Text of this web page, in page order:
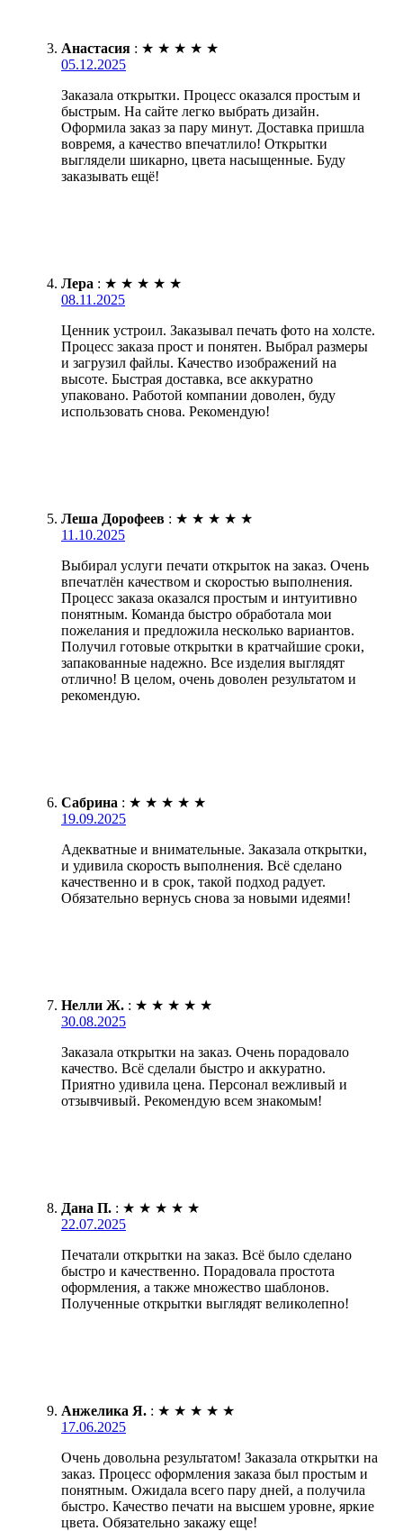
Анастасия : ★ ★ ★ ★ ★
05.12.2025
Заказала открытки. Процесс оказался простым и
быстрым. На сайте легко выбрать дизайн.
Оформила заказ за пару минут. Доставка пришла
вовремя, а качество впечатлило! Открытки
выглядели шикарно, цвета насыщенные. Буду
заказывать ещё!
Лера : ★ ★ ★ ★ ★
08.11.2025
Ценник устроил. Заказывал печать фото на холсте.
Процесс заказа прост и понятен. Выбрал размеры
и загрузил файлы. Качество изображений на
высоте. Быстрая доставка, все аккуратно
упаковано. Работой компании доволен, буду
использовать снова. Рекомендую!
Леша Дорофеев : ★ ★ ★ ★ ★
11.10.2025
Выбирал услуги печати открыток на заказ. Очень
впечатлён качеством и скоростью выполнения.
Процесс заказа оказался простым и интуитивно
понятным. Команда быстро обработала мои
пожелания и предложила несколько вариантов.
Получил готовые открытки в кратчайшие сроки,
запакованные надежно. Все изделия выглядят
отлично! В целом, очень доволен результатом и
рекомендую.
Сабрина : ★ ★ ★ ★ ★
19.09.2025
Адекватные и внимательные. Заказала открытки,
и удивила скорость выполнения. Всё сделано
качественно и в срок, такой подход радует.
Обязательно вернусь снова за новыми идеями!
Нелли Ж. : ★ ★ ★ ★ ★
30.08.2025
Заказала открытки на заказ. Очень порадовало
качество. Всё сделали быстро и аккуратно.
Приятно удивила цена. Персонал вежливый и
отзывчивый. Рекомендую всем знакомым!
Дана П. : ★ ★ ★ ★ ★
22.07.2025
Печатали открытки на заказ. Всё было сделано
быстро и качественно. Порадовала простота
оформления, а также множество шаблонов.
Полученные открытки выглядят великолепно!
Анжелика Я. : ★ ★ ★ ★ ★
17.06.2025
Очень довольна результатом! Заказала открытки на
заказ. Процесс оформления заказа был простым и
понятным. Ожидала всего пару дней, а получила
быстро. Качество печати на высшем уровне, яркие
цвета. Обязательно закажу еще!